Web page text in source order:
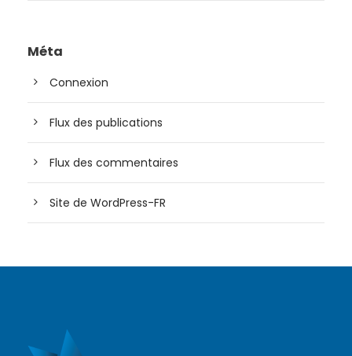
Méta
Connexion
Flux des publications
Flux des commentaires
Site de WordPress-FR